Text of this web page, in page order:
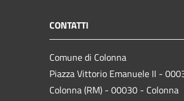
CONTATTI
Comune di Colonna
Piazza Vittorio Emanuele II -
Colonna (RM) - 00030 - Colonna